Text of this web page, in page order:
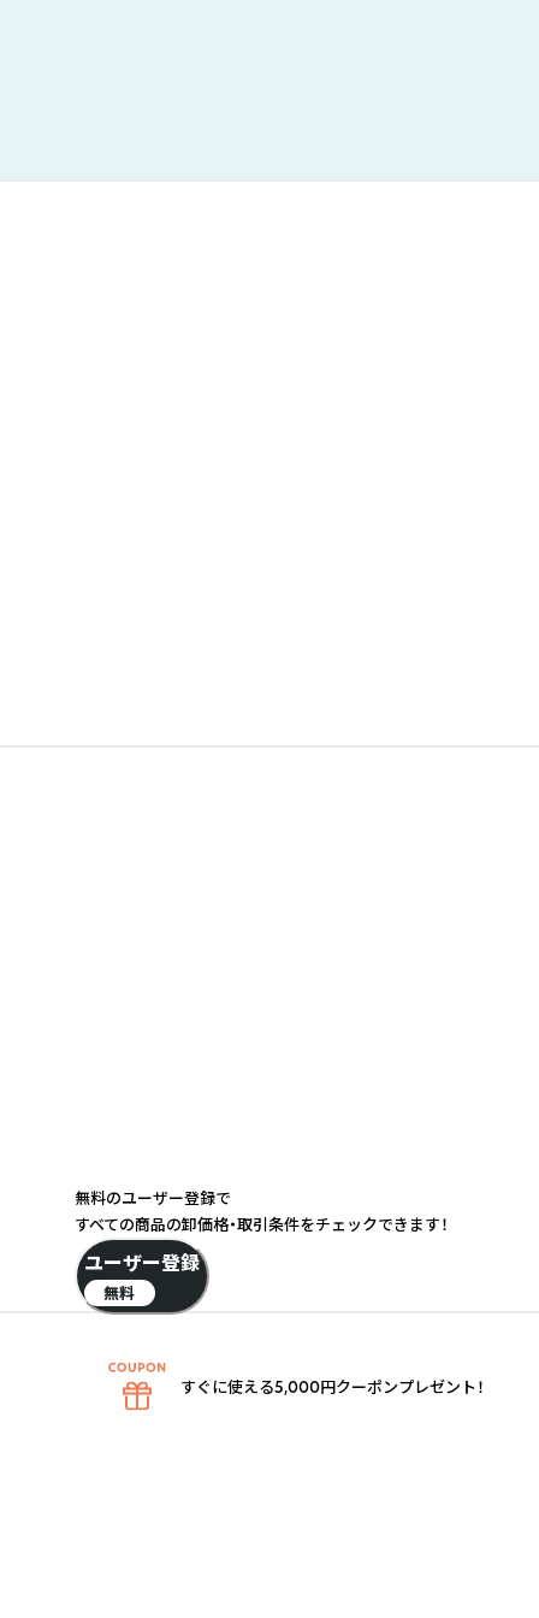
無料のユーザー登録で
すべての商品の卸価格・取引条件をチェックできます！
ユーザー登録
無料
すぐに使える5,000円クーポンプレゼント！